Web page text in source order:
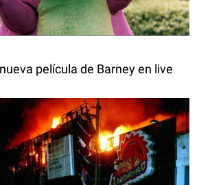
película de Barney en live